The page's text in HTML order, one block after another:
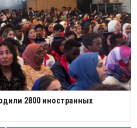
2800 иностранных